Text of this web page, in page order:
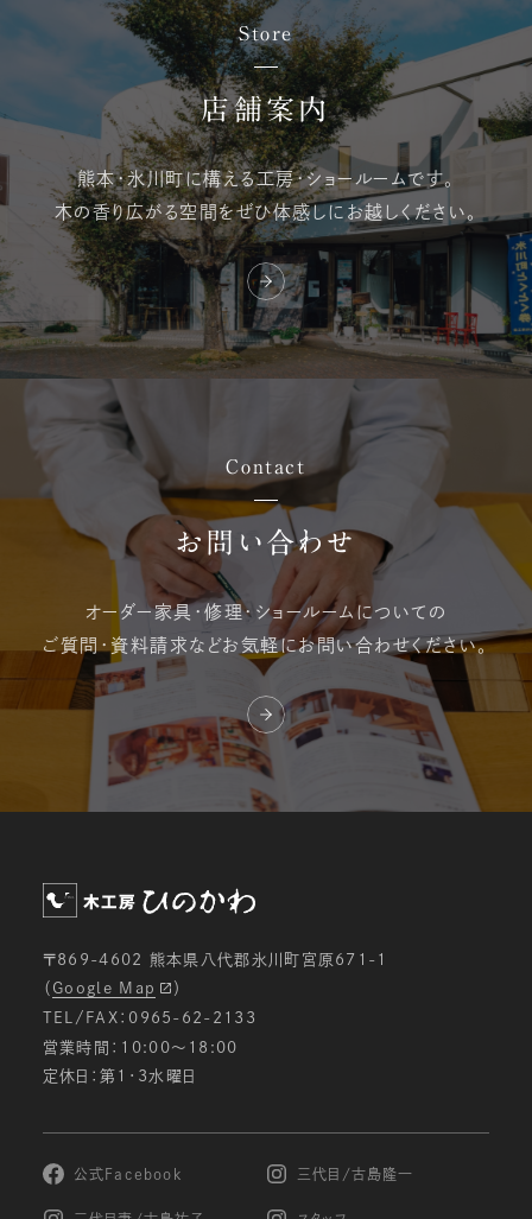
Store
店舗案内
熊本・氷川町に構える工房・ショールームです。
木の香り広がる空間をぜひ体感しにお越しください。
Contact
お問い合わせ
オーダー家具・修理・ ショールームについての
ご質問・資料請求などお気軽にお問い合わせください。
〒869-4602 熊本県八代郡氷川町宮原671-1
（ Google Map
）
TEL/FAX：0965-62-2133
営業時間：10:00〜18:00
定休日：第1・3水曜日
公式Facebook 三代目/古島隆一